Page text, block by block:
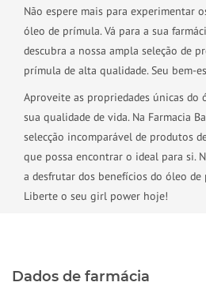
Não espere mais para experimentar
óleo de prímula. Vá para a sua
descubra a nossa ampla seleção de
prímula de alta qualidade. Seu bem-
Aproveite as propriedades únicas do
sua qualidade de vida. Na Farmacia
selecção incomparável de produtos
que possa encontrar o ideal para si.
a desfrutar dos benefícios do óleo
Liberte o seu girl power hoje!
Dados de farmácia